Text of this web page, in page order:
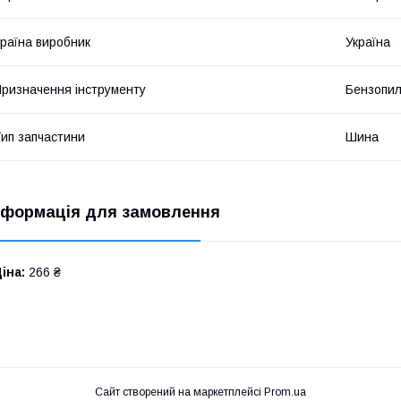
виробник Україна
інструменту
запчастини Шина
для замовлення
266 ₴
Сайт створений на маркетплейсі Prom.ua